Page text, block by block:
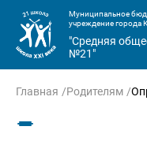
Муниципальное
учреждение города
"Средняя
№21"
Главная Родителям